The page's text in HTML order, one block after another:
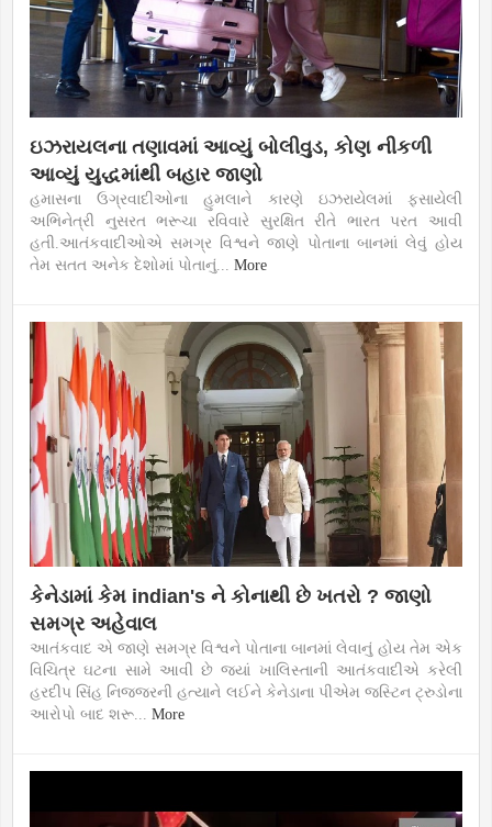
ઇઝરાયલના તણાવમાં આવ્યું બોલીવુડ, કોણ નીકળી
આવ્યું યુદ્ધમાંથી બહાર જાણો
હમાસના ઉગ્રવાદીઓના હુમલાને કારણે ઇઝરાયેલમાં ફસાયેલી
અભિનેત્રી નુસરત ભરૂચા રવિવારે સુરક્ષિત રીતે ભારત પરત આવી
હતી.આતંકવાદીઓએ સમગ્ર વિશ્વને જાણે પોતાના બાનમાં લેવું હોય
તેમ સતત અનેક દેશોમાં પોતાનું... More
કેનેડામાં કેમ indian's ને કોનાથી છે ખતરો ? જાણો
સમગ્ર અહેવાલ
આતંકવાદ એ જાણે સમગ્ર વિશ્વને પોતાના બાનમાં લેવાનું હોય તેમ એક
વિચિત્ર ઘટના સામે આવી છે જ્યાં ખાલિસ્તાની આતંકવાદીએ કરેલી
હરદીપ સિંહ નિજ્જરની હત્યાને લઈને કેનેડાના પીએમ જસ્ટિન ટ્રુડોના
આરોપો બાદ શરૂ... More